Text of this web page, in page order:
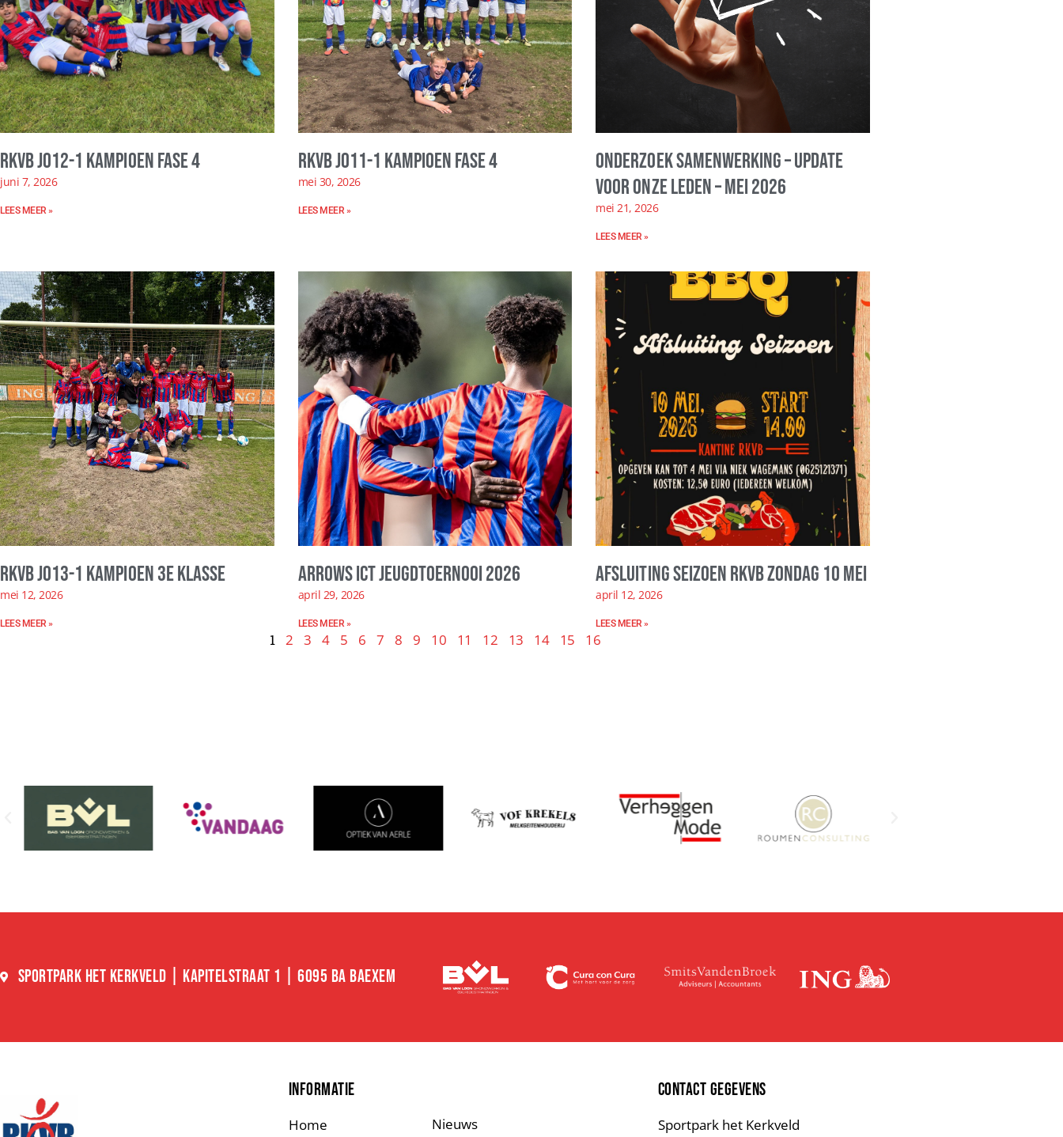
RKVB JO12-1 kampioen fase 4
juni 7, 2026
LEES MEER »
RKVB JO11-1 kampioen fase 4
mei 30, 2026
LEES MEER »
Onderzoek samenwerking – update
voor onze leden – mei 2026
mei 21, 2026
LEES MEER »
RKVB JO13-1 kampioen 3e klasse
mei 12, 2026
LEES MEER »
Arrows ICT Jeugdtoernooi 2026
april 29, 2026
LEES MEER »
Afsluiting seizoen RKVB zondag 10 mei
april 12, 2026
LEES MEER »
1 2 3 4 5 6 7 8 9 10 11 12 13 14 15 16
SPORTPARK HET KERKVELD | KAPITELSTRAAT 1 | 6095 BA BAEXEM
INFORMATIE
Home
Nieuws
CONTACT GEGEVENS
Sportpark het Kerkveld